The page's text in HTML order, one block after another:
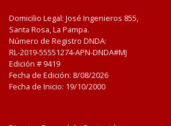
Domicilio Legal: José Ingenieros 855,
Santa Rosa, La Pampa.
Número de Registro DNDA:
RL-2019-55551274-APN-DNDA#MJ
Edición # 9419
Fecha de Edición: 8/08/2026
Fecha de Inicio: 19/10/2000